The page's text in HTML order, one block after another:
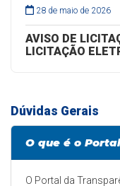
Dúvidas Gerais
O que é o
O Portal da
28 de maio de 2026
AVISO DE
LICITAÇÃO